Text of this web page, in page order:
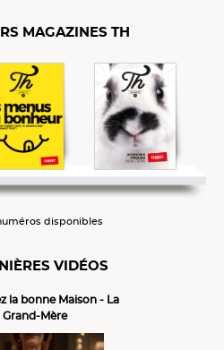
MAGAZINES TH
disponibles
VIDÉOS
la bonne Maison - La
Grand-Mère